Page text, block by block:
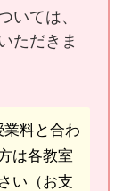
いては、
ただきま
料と合わ
は各教室
い（お支